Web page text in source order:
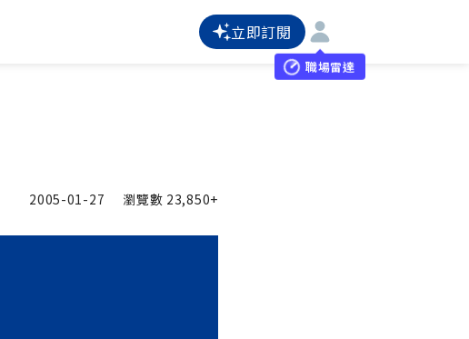
立即訂閱
職場雷達
2005-01-27 瀏覽數 23,850+